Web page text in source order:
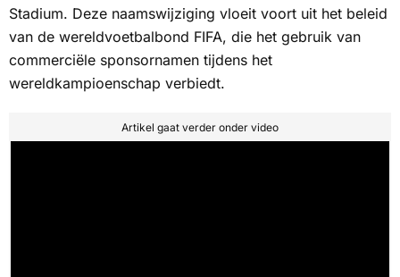
Stadium. Deze naamswijziging vloeit voort uit het beleid
van de wereldvoetbalbond FIFA, die het gebruik van
commerciële sponsornamen tijdens het
wereldkampioenschap verbiedt.
Artikel gaat verder onder video